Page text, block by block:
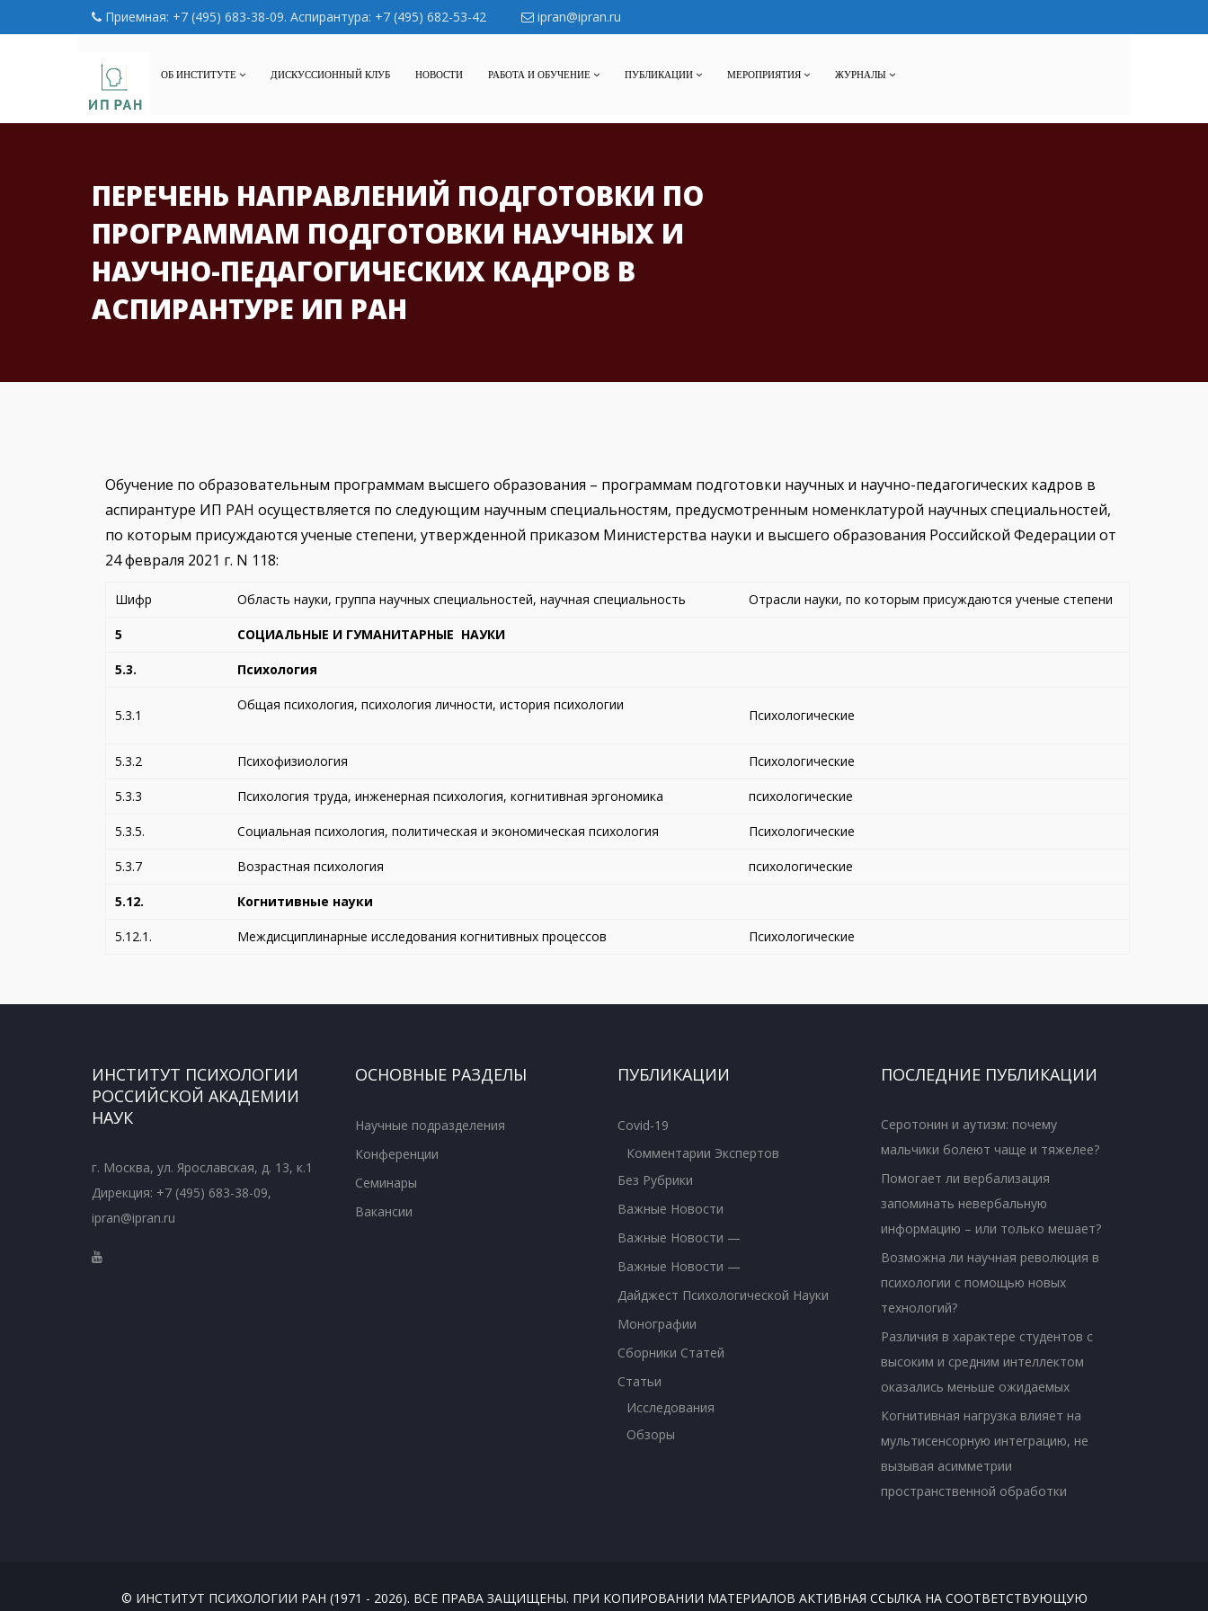
Приемная: +7 (495) 683-38-09. Аспирантура: +7 (495) 682-53-42 ipran@ipran.ru
ОБ ИНСТИТУТЕ ДИСКУССИОННЫЙ КЛУБ НОВОСТИ РАБОТА И ОБУЧЕНИЕ ПУБЛИКАЦИИ МЕРОПРИЯТИЯ ЖУРНАЛЫ
ПЕРЕЧЕНЬ НАПРАВЛЕНИЙ ПОДГОТОВКИ ПО
ПРОГРАММАМ ПОДГОТОВКИ НАУЧНЫХ И
НАУЧНО-ПЕДАГОГИЧЕСКИХ КАДРОВ В
АСПИРАНТУРЕ ИП РАН
Обучение по образовательным программам высшего образования – программам подготовки научных и научно-педагогических кадров в
аспирантуре ИП РАН осуществляется по следующим научным специальностям, предусмотренным номенклатурой научных специальностей,
по которым присуждаются ученые степени, утвержденной приказом Министерства науки и высшего образования Российской Федерации от
24 февраля 2021 г. N 118:
Шифр Область науки, группа научных специальностей, научная специальность Отрасли науки, по которым присуждаются ученые степени
5 СОЦИАЛЬНЫЕ И ГУМАНИТАРНЫЕ НАУКИ
5.3. Психология
5.3.1
Общая психология, психология личности, история психологии
Психологические
5.3.2 Психофизиология Психологические
5.3.3 Психология труда, инженерная психология, когнитивная эргономика психологические
5.3.5. Социальная психология, политическая и экономическая психология Психологические
5.3.7 Возрастная психология психологические
5.12. Когнитивные науки
5.12.1. Междисциплинарные исследования когнитивных процессов Психологические
ИНСТИТУТ ПСИХОЛОГИИ
РОССИЙСКОЙ АКАДЕМИИ
НАУК
г. Москва, ул. Ярославская, д. 13, к.1
Дирекция: +7 (495) 683-38-09,
ipran@ipran.ru
ОСНОВНЫЕ РАЗДЕЛЫ
Научные подразделения
Конференции
Семинары
Вакансии
ПУБЛИКАЦИИ
Covid-19
Комментарии Экспертов
Без Рубрики
Важные Новости
Важные Новости —
Важные Новости —
Дайджест Психологической Науки
Монографии
Сборники Статей
Статьи
Исследования
Обзоры
ПОСЛЕДНИЕ ПУБЛИКАЦИИ
Серотонин и аутизм: почему
мальчики болеют чаще и тяжелее?
Помогает ли вербализация
запоминать невербальную
информацию – или только мешает?
Возможна ли научная революция в
психологии с помощью новых
технологий?
Различия в характере студентов с
высоким и средним интеллектом
оказались меньше ожидаемых
Когнитивная нагрузка влияет на
мультисенсорную интеграцию, не
вызывая асимметрии
пространственной обработки
© ИНСТИТУТ ПСИХОЛОГИИ РАН (1971 - 2026). ВСЕ ПРАВА ЗАЩИЩЕНЫ. ПРИ КОПИРОВАНИИ МАТЕРИАЛОВ АКТИВНАЯ ССЫЛКА НА СООТВЕТСТВУЮЩУЮ